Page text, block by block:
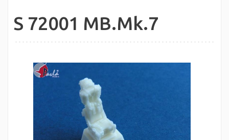
S 72001 MB.Mk.7